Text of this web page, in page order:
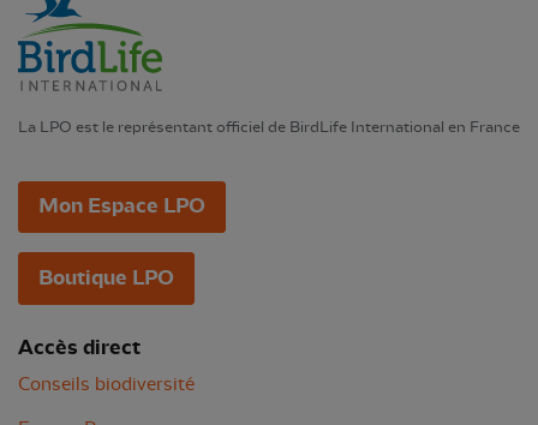
La LPO est le représentant officiel de BirdLife International en France
Mon Espace LPO
Boutique LPO
Accès direct
Conseils biodiversité